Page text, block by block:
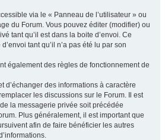
via le « Panneau de l’utilisateur » ou
du Forum. Vous pouvez éditer (modifier) ou
tant qu’il est dans la boite d’envoi. Ce
tant qu’il n’a pas été lu par son
également des règles de fonctionnement de
d’échanger des informations à caractère
les discussions sur le Forum. Il est
la messagerie privée soit précédée
Plus généralement, il est important que
afin de faire bénéficier les autres